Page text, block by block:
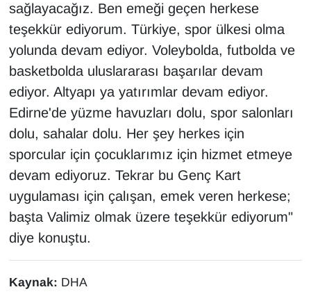
sağlayacağız. Ben emeği geçen herkese
teşekkür ediyorum. Türkiye, spor ülkesi olma
yolunda devam ediyor. Voleybolda, futbolda ve
basketbolda uluslararası başarılar devam
ediyor. Altyapı ya yatırımlar devam ediyor.
Edirne'de yüzme havuzları dolu, spor salonları
dolu, sahalar dolu. Her şey herkes için
sporcular için çocuklarımız için hizmet etmeye
devam ediyoruz. Tekrar bu Genç Kart
uygulaması için çalışan, emek veren herkese;
başta Valimiz olmak üzere teşekkür ediyorum"
diye konuştu.
Kaynak: DHA